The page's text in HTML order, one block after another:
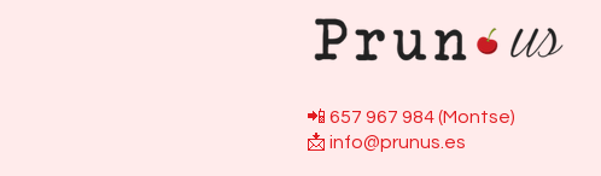
📲 657 967 984 (Montse)
📩 info@prunus.es